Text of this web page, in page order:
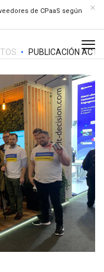
de CPaaS según
PUBLICACIÓN